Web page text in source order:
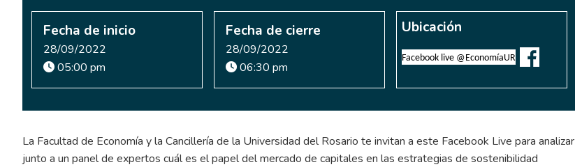
Fecha de inicio
28/09/2022
05:00 pm
Fecha de cierre
28/09/2022
06:30 pm
Ubicación
Facebook live @EconomíaUR
La Facultad de Economía y la Cancillería de la Universidad del Rosario te invitan a este Facebook Live para analizar
junto a un panel de expertos cuál es el papel del mercado de capitales en las estrategias de sostenibilidad